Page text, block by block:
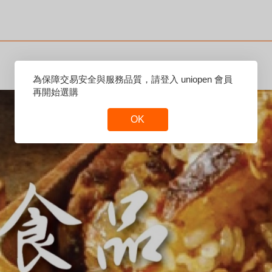
Reset
Focus
為保障交易安全與服務品質，請登入 uniopen 會員
再開始選購
OK
Focus